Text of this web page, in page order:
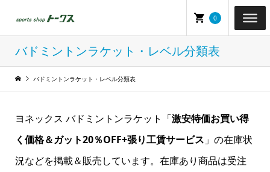
0
バドミントンラケット・レベル分類表
バドミントンラケット・レベル分類表
ヨネックス バドミントンラケット「激安特価お買い得
く価格＆ガット20％OFF+張り工賃サービス 」の在庫状
況などを掲載＆販売しています。在庫あり商品は受注